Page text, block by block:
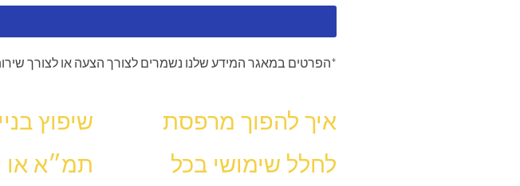
*הפרטים במאגר המידע שלנו נשמרים לצורך הצעה או לצורך
איך להפוך מרפסת
לחלל שימושי בכל
שיפוץ
תמ״א או